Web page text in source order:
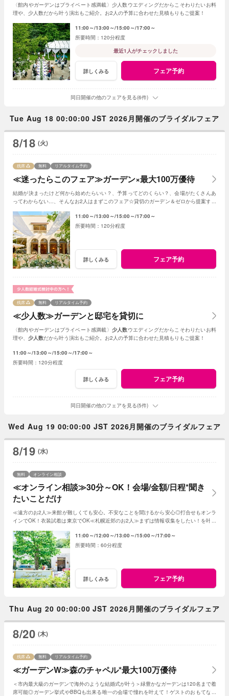
〈館内やガーデンはプライベート感満載〉少人数ウエディングだからこそわりたいお料
理や、少人数だから叶う演出もご紹介。お2人の予算に合わせた見積もりもご提案！
11:00～ 13:00～ 15:00～ 17:00～
120分程度
最近1人がチェックしました
詳しくみる フェア予約
同日開催の他のフェアを見る(6件)
Tue Aug 18 00:00:00 JST 2026月開催のブライダルフェア
8/18 (火)
≪迷ったらこのフェア≫ガーデン×最大100万優待
残席 無料 リアルタイム予約
結婚が決まったけど何から始めたらいい？、予算ってどのくらい？、会場がたくさんあ
ってわからない…、そんなお2人はまずこのフェア☆貸切のガーデン＆ゼロから提案する
11:00～ 13:00～ 15:00～ 17:00～
120分程度
詳しくみる フェア予約
≪少人数≫ガーデンと邸宅を貸切に
残席 無料 リアルタイム予約
〈館内やガーデンはプライベート感満載〉 少人数ウエディングだからこそわりたいお料
理や、 少人数だから叶う演出もご紹介。お2人の予算に合わせた見積もりもご提案！
11:00～ 13:00～ 15:00～ 17:00～
120分程度
詳しくみる フェア予約
同日開催の他のフェアを見る(5件)
Wed Aug 19 00:00:00 JST 2026月開催のブライダルフェア
8/19 (水)
≪オンライン相談≫30分～OK！会場/金額/日程*聞き
たいことだけ
無料 オンライン相談
≪遠方のお2人≫来館が難しくても安心。不安なことを聞けるから安心◎打合せもオンラ
インでOK！衣装試着は東京でOK≪札幌近郊のお2人≫まずは情報収集をしたい！を叶え
11:00～ 12:00～ 13:00～ 15:00～ 17:00～
60分程度
詳しくみる フェア予約
Thu Aug 20 00:00:00 JST 2026月開催のブライダルフェア
8/20 (木)
≪ガーデンW≫森のチャペル*最大100万優待
残席 無料 リアルタイム予約
＜市内最大級のガーデンで海外のような結婚式が叶う＞緑豊かなガーデンは120名まで着
席可能◎ガーデン挙式やBBQも出来る唯一の会場で憧れを叶えて！ゲストのおもてなし